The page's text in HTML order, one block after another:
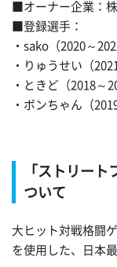
■オーナー企業：
■登録選手：
・sako（2020～
・りゅうせい（
・ときど（2018～
・ボンちゃん（
「ストリー
ついて
大ヒット対戦格闘
を使用した、日本